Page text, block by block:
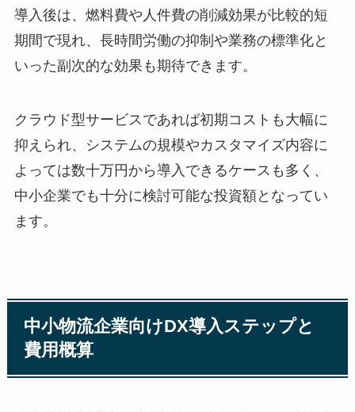
導入後は、燃料費や人件費の削減効果が比較的短
期間で現れ、長時間労働の抑制や業務の標準化と
いった副次的な効果も期待できます。
クラウド型サービスであれば初期コストも大幅に
抑えられ、システムの規模やカスタマイズ内容に
よっては数十万円から導入できるケースも多く、
中小企業でも十分に検討可能な投資額となってい
ます。
中小物流企業向けDX導入ステップと
費用概算